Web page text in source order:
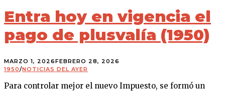
Entra hoy en vigencia el
pago de plusvalía (1950)
MARZO 1, 2026FEBRERO 28, 2026
1950/NOTICIAS DEL AYER
Para controlar mejor el nuevo Impuesto, se formó un